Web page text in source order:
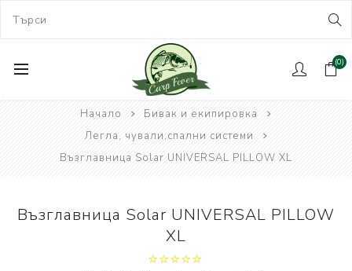
(0)
Начало
Бивак и екипировка
Легла, чували,спални системи
Възглавница Solar UNIVERSAL PILLOW XL
Възглавница Solar UNIVERSAL PILLOW
XL